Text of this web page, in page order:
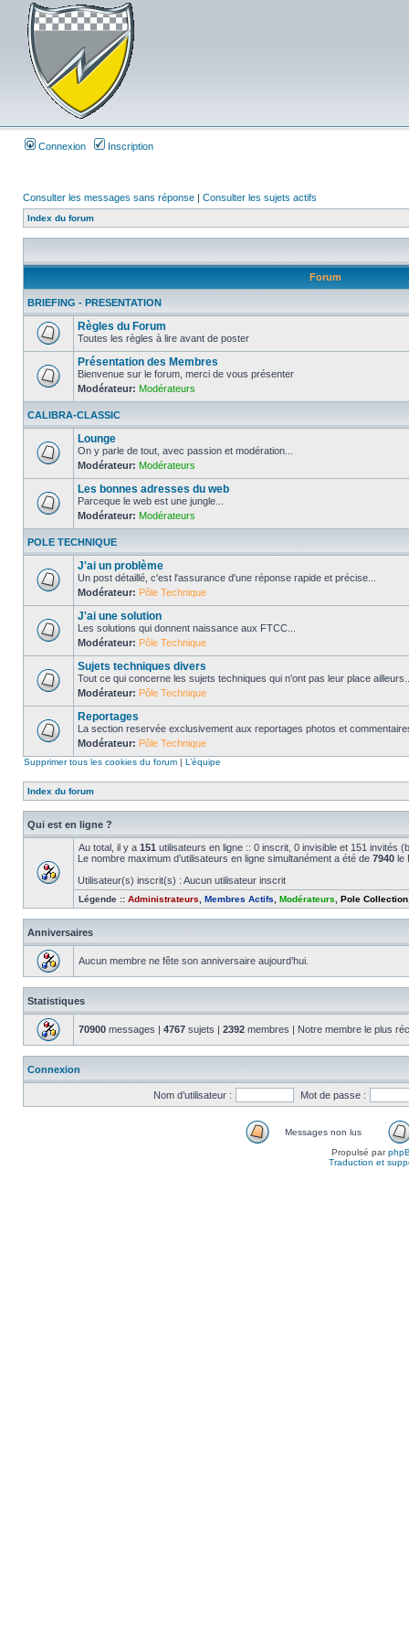
Connexion Inscription
Consulter les messages sans réponse | Consulter les sujets actifs
Index du forum
Forum
BRIEFING - PRESENTATION
Règles du Forum
Toutes les règles à lire avant de poster
Présentation des Membres
Bienvenue sur le forum, merci de vous présenter
Modérateur: Modérateurs
CALIBRA-CLASSIC
Lounge
On y parle de tout, avec passion et modération...
Modérateur: Modérateurs
Les bonnes adresses du web
Parceque le web est une jungle...
Modérateur: Modérateurs
POLE TECHNIQUE
J'ai un problème
Un post détaillé, c'est l'assurance d'une réponse rapide et précise...
Modérateur: Pôle Technique
J'ai une solution
Les solutions qui donnent naissance aux FTCC...
Modérateur: Pôle Technique
Sujets techniques divers
Tout ce qui concerne les sujets techniques qui n'ont pas leur place
Modérateur: Pôle Technique
Reportages
La section reservée exclusivement aux reportages photos et
Modérateur: Pôle Technique
Supprimer tous les cookies du forum | L’équipe
Index du forum
Qui est en ligne ?
Au total, il y a 151 utilisateurs en ligne :: 0 inscrit, 0 invisible et 151 invités
Le nombre maximum d’utilisateurs en ligne simultanément a été de 7940 le
Utilisateur(s) inscrit(s) : Aucun utilisateur inscrit
Légende :: Administrateurs Membres Actifs Modérateurs Pole Collection
Anniversaires
Aucun membre ne fête son anniversaire aujourd’hui.
Statistiques
70900 messages | 4767 sujets | 2392 membres | Notre membre le plus
Connexion
Nom d’utilisateur : Mot de passe :
Messages non lus
Propulsé par
Traduction et